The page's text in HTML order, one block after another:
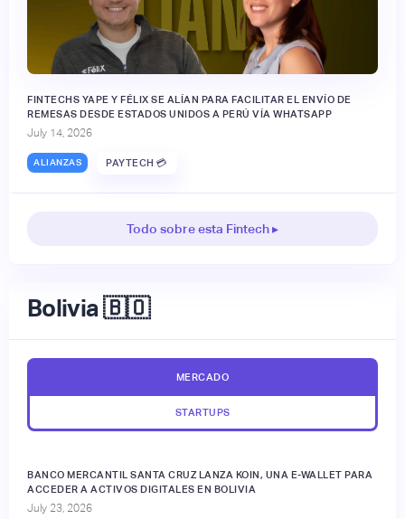
FINTECHS YAPE Y FÉLIX SE ALÍAN PARA FACILITAR EL ENVÍO DE
REMESAS DESDE ESTADOS UNIDOS A PERÚ VÍA WHATSAPP
July 14, 2026
ALIANZAS PAYTECH 💳
Todo sobre esta Fintech ▸
Bolivia 🇧🇴
MERCADO
STARTUPS
BANCO MERCANTIL SANTA CRUZ LANZA KOIN, UNA E-WALLET PARA
ACCEDER A ACTIVOS DIGITALES EN BOLIVIA
July 23, 2026